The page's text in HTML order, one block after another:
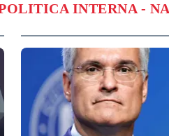
INTERNA -